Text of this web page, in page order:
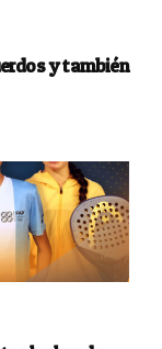
y también